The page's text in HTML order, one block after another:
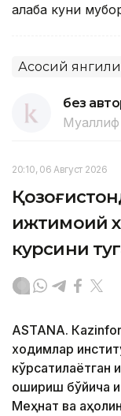
Ғалаба куни
Асосий
без
Муаллиф
20:10, 06 Август 2026
ижтимоий
курсини
ASTANА.
ходимлар
кўрсатилаётган
ошириш бўйича
Меҳнат ва